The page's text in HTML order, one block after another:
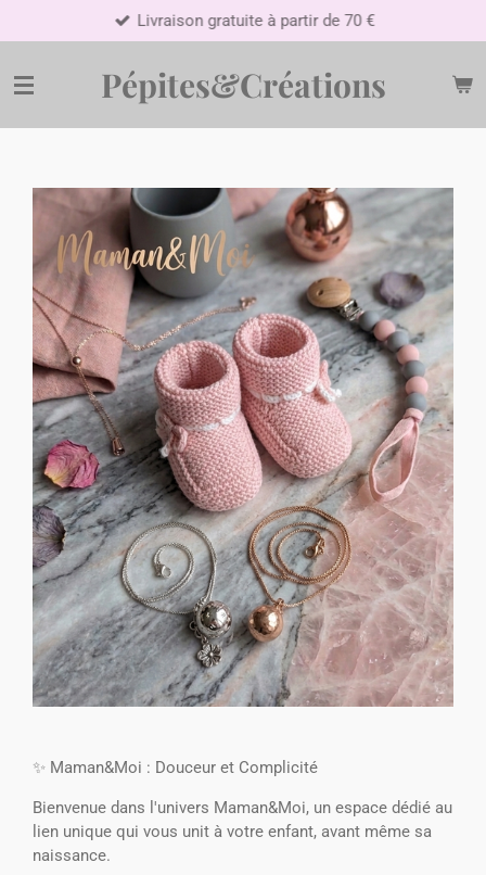
au
principal
Livraison gratuite à partir de 70 €
Pépites&Créations
​✨ Maman&Moi : Douceur et Complicité
​Bienvenue dans l'univers Maman&Moi, un espace dédié au
lien unique qui vous unit à votre enfant, avant même sa
naissance.